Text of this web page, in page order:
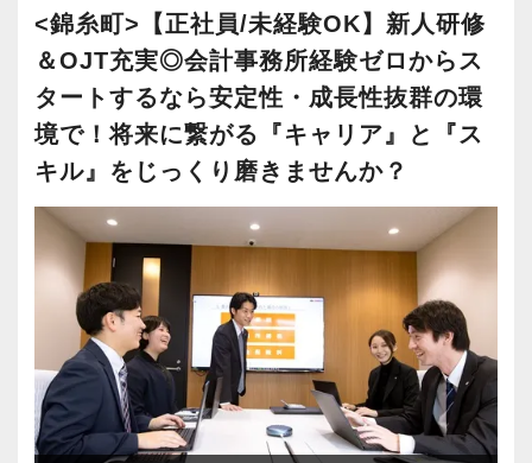
<錦糸町>【正社員/未経験OK】新人研修
＆OJT充実◎会計事務所経験ゼロからス
タートするなら安定性・成長性抜群の環
境で！将来に繋がる『キャリア』と『ス
キル』をじっくり磨きませんか？